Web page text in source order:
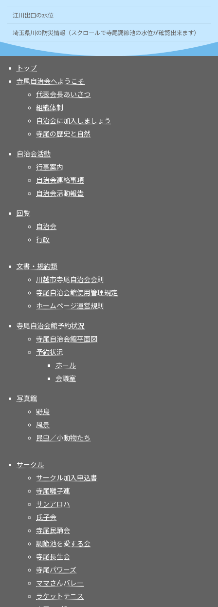
江川出口の水位
埼玉県川の防災情報（スクロールで寺尾調節池の水位が確認出来ます）
トップ
寺尾自治会へようこそ
代表会長あいさつ
組織体制
自治会に加入しましょう
寺尾の歴史と自然
自治会活動
行事案内
自治会連絡事項
自治会活動報告
回覧
自治会
行政
文書・規約類
川越市寺尾自治会会則
寺尾自治会館使用管理規定
ホームページ運営規則
寺尾自治会館予約状況
寺尾自治会館平面図
予約状況
ホール
会議室
写真館
野鳥
風景
昆虫／小動物たち
サークル
サークル加入申込書
寺尾囃子連
サンアロハ
氏子会
寺尾民踊会
調節池を愛する会
寺尾長生会
寺尾パワーズ
ママさんバレー
ラケットテニス